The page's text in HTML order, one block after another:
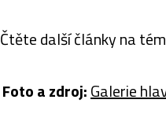
Čtěte další články na
Foto a zdroj:Galerie